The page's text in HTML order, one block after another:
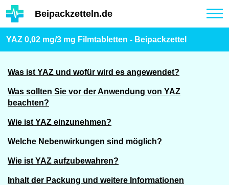
Hauptinhalt
Beipackzetteln.de
YAZ 0,02 mg/3 mg Filmtabletten - Beipackzettel
Was ist YAZ und wofür wird es angewendet?
Was sollten Sie vor der Anwendung von YAZ
beachten?
Wie ist YAZ einzunehmen?
Welche Nebenwirkungen sind möglich?
Wie ist YAZ aufzubewahren?
Inhalt der Packung und weitere Informationen